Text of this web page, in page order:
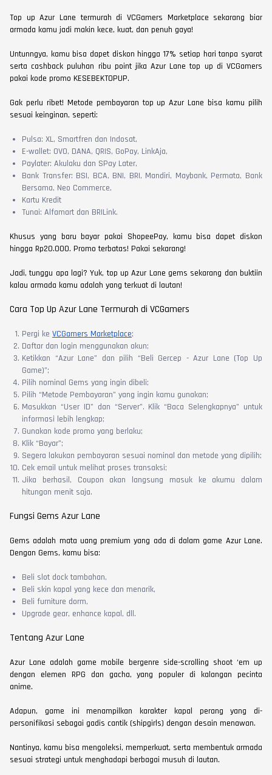
Top up Azur Lane termurah di VCGamers Marketplace sekarang biar
armada kamu jadi makin kece, kuat, dan penuh gaya!
Untunngya, kamu bisa dapet diskon hingga 17% setiap hari tanpa syarat
serta cashback puluhan ribu point jika Azur Lane top up di VCGamers
pakai kode promo KESEBEKTOPUP.
Gak perlu ribet! Metode pembayaran top up Azur Lane bisa kamu pilih
sesuai keinginan, seperti:
Pulsa: XL, Smartfren dan Indosat,
E-wallet: OVO, DANA, QRIS, GoPay, LinkAja,
Paylater: Akulaku dan SPay Later,
Bank Transfer: BSI, BCA, BNI, BRI, Mandiri, Maybank, Permata, Bank
Bersama, Neo Commerce,
Kartu Kredit
Tunai: Alfamart dan BRILink.
Khusus yang baru bayar pakai ShopeePay, kamu bisa dapet diskon
hingga Rp20.000. Promo terbatas! Pakai sekarang!
Jadi, tunggu apa lagi? Yuk, top up Azur Lane gems sekarang dan buktiin
kalau armada kamu adalah yang terkuat di lautan!
Cara Top Up Azur Lane Termurah di VCGamers
Pergi ke VCGamers Marketplace;
Daftar dan login menggunakan akun;
Ketikkan “Azur Lane” dan pilih “Beli Gercep - Azur Lane (Top Up
Game)”;
Pilih nominal Gems yang ingin dibeli;
Pilih “Metode Pembayaran” yang ingin kamu gunakan;
Masukkan “User ID” dan “Server”. Klik “Baca Selengkapnya” untuk
informasi lebih lengkap;
Gunakan kode promo yang berlaku;
Klik “Bayar”;
Segera lakukan pembayaran sesuai nominal dan metode yang dipilih;
Cek email untuk melihat proses transaksi;
Jika berhasil, Coupon akan langsung masuk ke akumu dalam
hitungan menit saja.
Fungsi Gems Azur Lane
Gems adalah mata uang premium yang ada di dalam game Azur Lane.
Dengan Gems, kamu bisa:
Beli slot dock tambahan,
Beli skin kapal yang kece dan menarik,
Beli furniture dorm,
Upgrade gear, enhance kapal, dll.
Tentang Azur Lane
Azur Lane adalah game mobile bergenre side-scrolling shoot ‘em up
dengan elemen RPG dan gacha, yang populer di kalangan pecinta
anime.
Adapun, game ini menampilkan karakter kapal perang yang di-
personifikasi sebagai gadis cantik (shipgirls) dengan desain menawan.
Nantinya, kamu bisa mengoleksi, memperkuat, serta membentuk armada
sesuai strategi untuk menghadapi berbagai musuh di lautan.